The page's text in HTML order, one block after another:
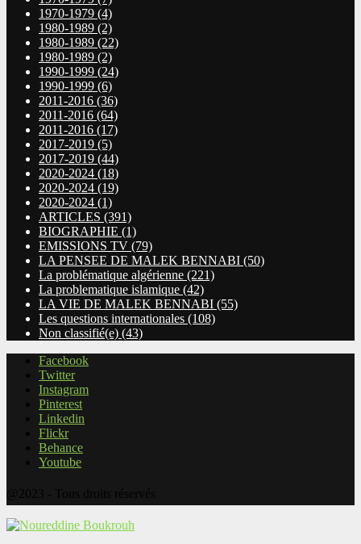
1970-1979 (4)
1980-1989 (2)
1980-1989 (22)
1980-1989 (2)
1990-1999 (24)
1990-1999 (6)
2011-2016 (36)
2011-2016 (64)
2011-2016 (17)
2017-2019 (5)
2017-2019 (44)
2020-2024 (18)
2020-2024 (19)
2020-2024 (1)
ARTICLES (391)
BIOGRAPHIE (1)
EMISSIONS TV (79)
LA PENSEE DE MALEK BENNABI (50)
La problématique algérienne (221)
La problematique islamique (42)
LA VIE DE MALEK BENNABI (55)
Les questions internationales (108)
Non classifié(e) (43)
Facebook
Twitter
Instagram
Pinterest
Linkedin
Flickr
Behance
Youtube